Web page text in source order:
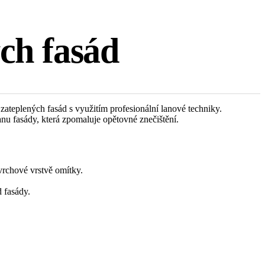
fasád
fasád s využitím profesionální lanové techniky.
fasády, která zpomaluje opětovné znečištění.
vrstvě omítky.
fasády.